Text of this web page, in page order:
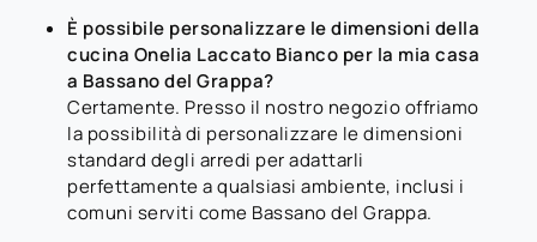
È possibile personalizzare le dimensioni della
cucina Onelia Laccato Bianco per la mia casa
a Bassano del Grappa?
Certamente. Presso il nostro negozio offriamo
la possibilità di personalizzare le dimensioni
standard degli arredi per adattarli
perfettamente a qualsiasi ambiente, inclusi i
comuni serviti come Bassano del Grappa.